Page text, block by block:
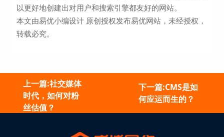
以更好地创建出对用户和搜索引擎都友好的网站。
本文由易优小编设计 原创授权发布易优网站，未经授权，
转载必究。
上一篇:社交媒体
时代，如何对粉
丝估值？
下一篇:CMS是如
何应运而生的？